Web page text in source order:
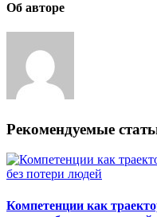
Об авторе
Рекомендуемые
Компетенции как